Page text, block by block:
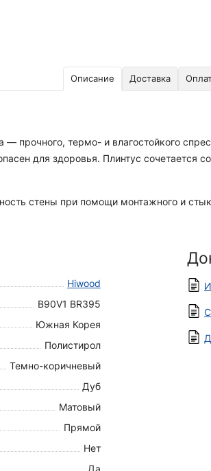
Описание Доставка
— прочного, термо- и влагостойкого
для здоровья. Плинтус
стены при помощи монтажного и
Hiwood
B90V1 BR395
Южная Корея
Полистирол
Темно-коричневый
Дуб
Матовый
Прямой
Нет
Да